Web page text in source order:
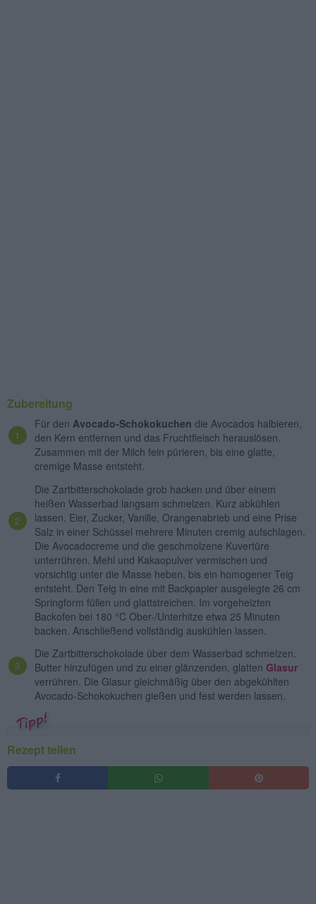
Zubereitung
Für den Avocado-Schokokuchen die Avocados halbieren,
den Kern entfernen und das Fruchtfleisch herauslösen.
Zusammen mit der Milch fein pürieren, bis eine glatte,
cremige Masse entsteht.
Die Zartbitterschokolade grob hacken und über einem
heißen Wasserbad langsam schmelzen. Kurz abkühlen
lassen. Eier, Zucker, Vanille, Orangenabrieb und eine Prise
Salz in einer Schüssel mehrere Minuten cremig aufschlagen.
Die Avocadocreme und die geschmolzene Kuvertüre
unterrühren. Mehl und Kakaopulver vermischen und
vorsichtig unter die Masse heben, bis ein homogener Teig
entsteht. Den Teig in eine mit Backpapier ausgelegte 26 cm
Springform füllen und glattstreichen. Im vorgeheizten
Backofen bei 180 °C Ober-/Unterhitze etwa 25 Minuten
backen. Anschließend vollständig auskühlen lassen.
Die Zartbitterschokolade über dem Wasserbad schmelzen.
Butter hinzufügen und zu einer glänzenden, glatten Glasur
verrühren. Die Glasur gleichmäßig über den abgekühlten
Avocado-Schokokuchen gießen und fest werden lassen.
Rezept teilen